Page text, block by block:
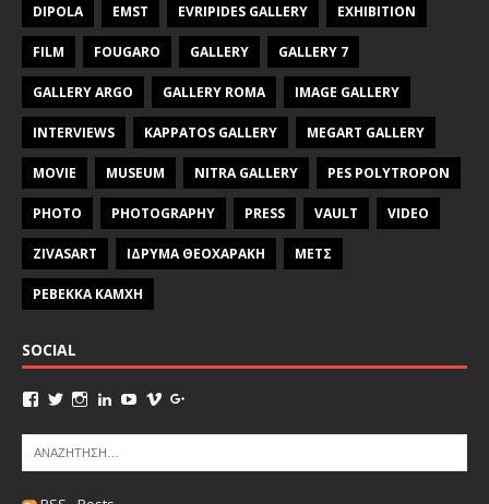
DIPOLA EMST EVRIPIDES GALLERY EXHIBITION
FILM FOUGARO GALLERY GALLERY 7
GALLERY ARGO GALLERY ROMA IMAGE GALLERY
INTERVIEWS KAPPATOS GALLERY MEGART GALLERY
MOVIE MUSEUM NITRA GALLERY PES POLYTROPON
PHOTO PHOTOGRAPHY PRESS VAULT VIDEO
ZIVASART ΙΔΡΥΜΑ ΘΕΟΧΑΡΑΚΗ ΜΕΤΣ
ΡΕΒΕΚΚΑ ΚΑΜΧΗ
SOCIAL